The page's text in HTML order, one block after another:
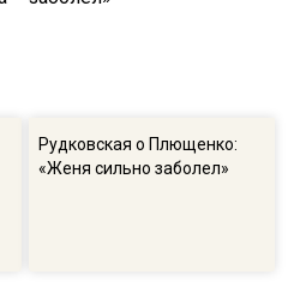
Рудковская о Плющенко:
«Женя сильно заболел»